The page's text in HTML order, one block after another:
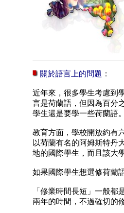
關於語言上的問題 ：
近年來，很多學生考慮到
言是荷蘭語，但因為百分
學生還是要學一些荷蘭語
教育方面，學校開放約有
以荷蘭有名的阿姆斯特丹
地的國際學生，而且該大
如果國際學生想選修荷蘭
「修業時間長短」一般
兩年的時間，不過確切的